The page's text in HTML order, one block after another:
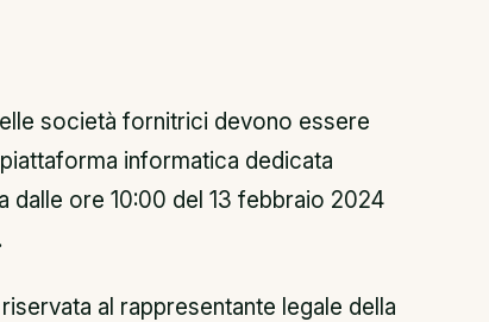
società fornitrici devono essere
informatica dedicata
dalle ore 10:00 del 13 febbraio 2024
al rappresentante legale della